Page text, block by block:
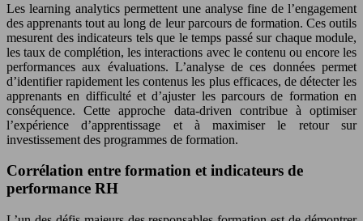
Les learning analytics permettent une analyse fine de l’engagement
des apprenants tout au long de leur parcours de formation. Ces outils
mesurent des indicateurs tels que le temps passé sur chaque module,
les taux de complétion, les interactions avec le contenu ou encore les
performances aux évaluations. L’analyse de ces données permet
d’identifier rapidement les contenus les plus efficaces, de détecter les
apprenants en difficulté et d’ajuster les parcours de formation en
conséquence. Cette approche data-driven contribue à optimiser
l’expérience d’apprentissage et à maximiser le retour sur
investissement des programmes de formation.
Corrélation entre formation et indicateurs de
performance RH